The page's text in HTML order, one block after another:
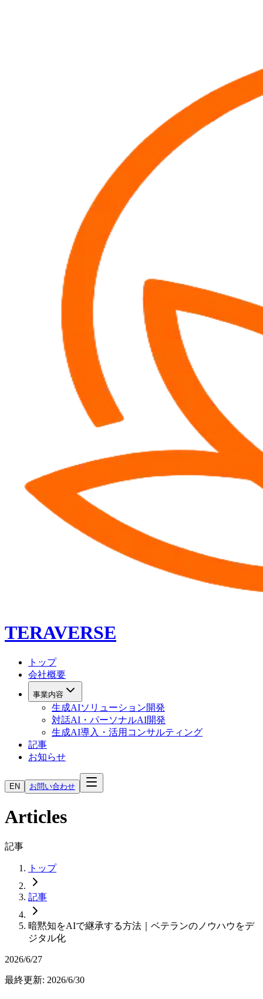
TERAVERSE
トップ
会社概要
事業内容
生成AIソリューション開発
対話AI・パーソナルAI開発
生成AI導入・活用コンサルティング
記事
お知らせ
EN お問い合わせ
Articles
記事
トップ
記事
暗黙知をAIで継承する方法｜ベテランのノウハウをデ
ジタル化
2026/6/27
最終更新: 2026/6/30